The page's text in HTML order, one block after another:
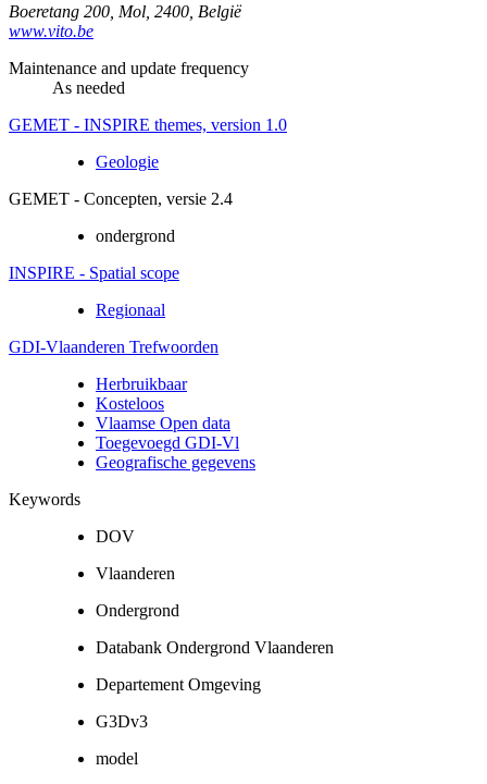
Boeretang 200 Mol 2400 België
www.vito.be
Maintenance and update frequency
As needed
GEMET - INSPIRE themes, version 1.0
Geologie
GEMET - Concepten, versie 2.4
ondergrond
INSPIRE - Spatial scope
Regionaal
GDI-Vlaanderen Trefwoorden
Herbruikbaar
Kosteloos
Vlaamse Open data
Toegevoegd GDI-Vl
Geografische gegevens
Keywords
DOV
Vlaanderen
Ondergrond
Databank Ondergrond Vlaanderen
Departement Omgeving
G3Dv3
model